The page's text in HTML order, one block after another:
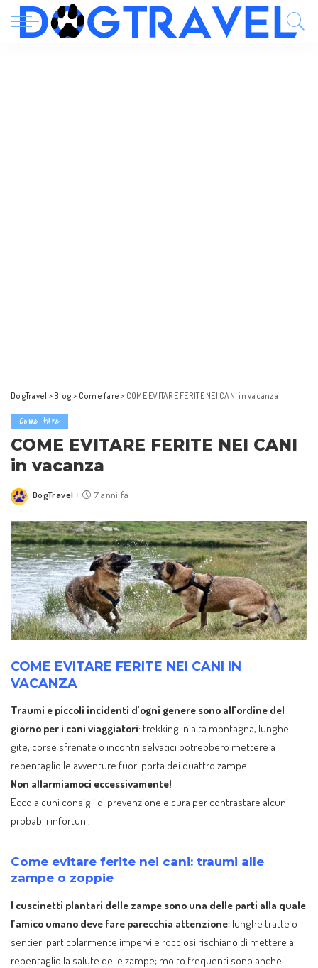
DogTravel > Blog > Come fare > COME EVITARE FERITE NEI CANI in vacanza
Come fare
COME EVITARE FERITE NEI CANI
in vacanza
Posted
DogTravel 7 anni fa
COME EVITARE FERITE NEI CANI IN
VACANZA
Traumi e piccoli incidenti d’ogni genere sono all’ordine del
giorno per i cani viaggiatori: trekking in alta montagna, lunghe
gite, corse sfrenate o incontri selvatici potrebbero mettere a
repentaglio le avventure fuori porta dei quattro zampe.
Non allarmiamoci eccessivamente!
Ecco alcuni consigli di prevenzione e cura per contrastare alcuni
probabili infortuni.
Come evitare ferite nei cani: traumi alle
zampe o zoppie
I cuscinetti plantari delle zampe sono una delle parti alla quale
l’amico umano deve fare parecchia attenzione; lunghe tratte o
sentieri particolarmente impervi e rocciosi rischiano di mettere a
repentaglio la salute delle zampe; molto frequenti sono anche i